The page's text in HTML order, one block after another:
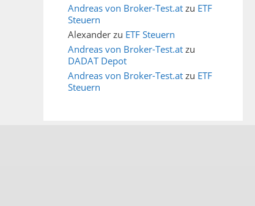
Andreas von Broker-Test.at zu ETF
Steuern
Alexander zu ETF Steuern
Andreas von Broker-Test.at zu
DADAT Depot
Andreas von Broker-Test.at zu ETF
Steuern